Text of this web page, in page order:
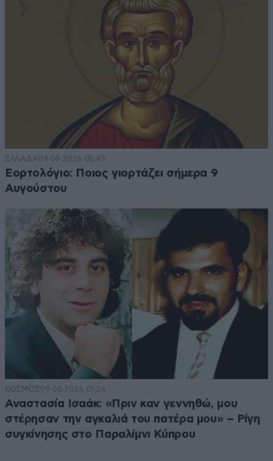
ΕΛΛΑΔΑ09·08·2026 05:45
Εορτολόγιο: Ποιος γιορτάζει σήμερα 9
Αυγούστου
ΚΟΣΜΟΣ09·08·2026 01:24
Αναστασία Ισαάκ: «Πριν καν γεννηθώ, μου
στέρησαν την αγκαλιά του πατέρα μου» – Ρίγη
συγκίνησης στο Παραλίμνι Κύπρου